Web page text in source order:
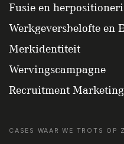
Fusie en
Werkgeversbelofte en
Merkidentiteit
Wervingscampagne
Recruitment Marketing
CASES WAAR WE TROTS OP